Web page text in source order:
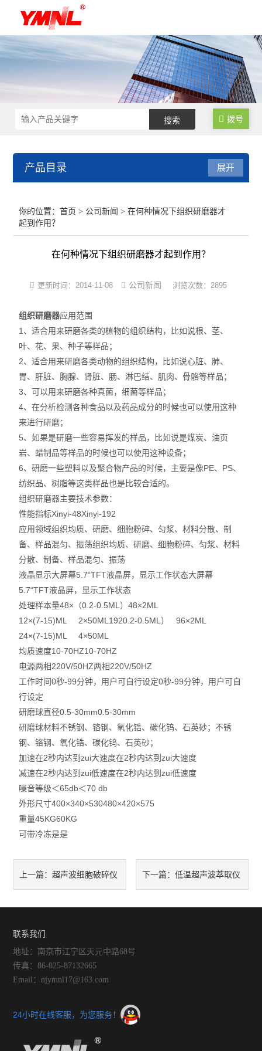
拨号
产品目录
超声波提取机
超声波清洗机
光化学反应设备
冷冻干燥机
培养箱系列
样品组织研磨仪
展开
你的位置：首页 > 公司新闻 > 在何种情况下组织研磨器才
起到作用？
在何种情况下组织研磨器才起到作用？
更新时间：2014-11-08 公司新闻 浏览次数：2895
组织研磨器应用范围
1、适合用来研磨各类的植物的组织结构，比如说根、茎、
叶、花、果、种子等样品；
2、适合用来研磨各类动物的组织结构，比如说心脏、肺、
胃、肝脏、胸腺、肾脏、肠、淋巴结、肌肉、骨骼等样品；
3、可以用来研磨各种真菌，细菌等样品；
4、在分析检测各种食品以及药品成分的时候也可以使用这种
来进行研磨；
5、如果是研磨一些容易挥发的样品，比如说是煤炭、油页
岩、蜡制品等样品的时候也可以使用这种设备；
6、研磨一些塑料以及聚合物产品的时候，主要是像PE、PS、
纺织品、树脂等这类样品也是比较合适的。
组织研磨器主要技术参数：
性能指标Xinyi-48Xinyi-192
应用领域组织均质、研磨、细胞粉碎、匀浆、材料分散、制
备、样品混匀、振荡组织均质、研磨、细胞粉碎、匀浆、材料
分散、制备、样品混匀、振荡
液晶显示大屏幕5.7“TFT液晶屏，显示工作状态大屏幕
5.7“TFT液晶屏，显示工作状态
处理样本量48×（0.2-0.5ML）48×2ML
12×(7-15)ML 2×50ML 1920.2-0.5ML） 96×2ML
24×(7-15)ML 4×50ML
均质速度10-70HZ10-70HZ
电源两相220V/50HZ两相220V/50HZ
工作时间0秒-99分钟，用户可自行设定0秒-99分钟，用户可自
行设定
研磨球直径0.5-30mm0.5-30mm
研磨球材料不锈钢、铬钢、氧化锆、碳化钨、石英砂； 不锈
钢、铬钢、氧化锆、碳化钨、石英砂；
加速在2秒内达到zui大速度在2秒内达到zui大速度
减速在2秒内达到zui低速度在2秒内达到zui低速度
噪音等级＜65db＜70 db
外形尺寸400×340×530480×420×575
重量45KG60KG
可带冷冻是是
上一篇：超声波细胞破碎仪 下一篇： 低温超声波萃取仪
联系我们
地址：南京市江宁区天元中路68号
传真：86-025-87132665
Email：njymnl17@163.com
24小时在线客服，为您服务！